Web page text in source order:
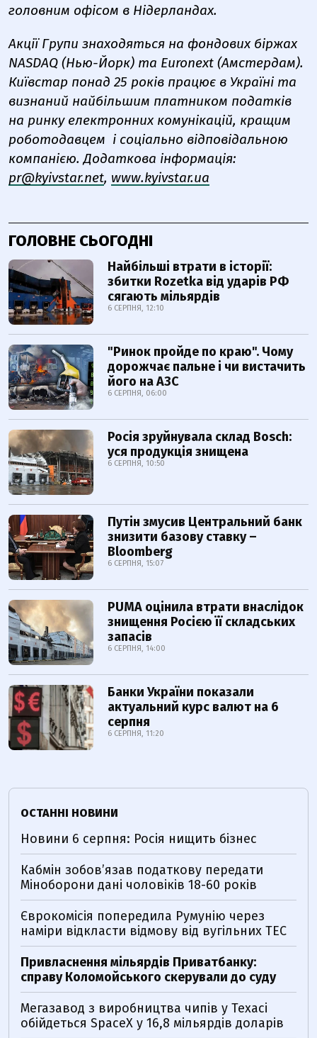
головним офісом в Нідерландах.
Акції Групи знаходяться на фондових біржах
NASDAQ (Нью-Йорк) та Euronext (Амстердам).
Київстар понад 25 років працює в Україні та
визнаний найбільшим платником податків
на ринку електронних комунікацій, кращим
роботодавцем і соціально відповідальною
компанією. Додаткова інформація:
pr@kyivstar.net, www.kyivstar.ua
ГОЛОВНЕ СЬОГОДНІ
Найбільші втрати в історії:
збитки Rozetka від ударів РФ
сягають мільярдів
6 СЕРПНЯ, 12:10
"Ринок пройде по краю". Чому
дорожчає пальне і чи вистачить
його на АЗС
6 СЕРПНЯ, 06:00
Росія зруйнувала склад Bosch:
уся продукція знищена
6 СЕРПНЯ, 10:50
Путін змусив Центральний банк
знизити базову ставку –
Bloomberg
6 СЕРПНЯ, 15:07
PUMA оцінила втрати внаслідок
знищення Росією її складських
запасів
6 СЕРПНЯ, 14:00
Банки України показали
актуальний курс валют на 6
серпня
6 СЕРПНЯ, 11:20
ОСТАННІ НОВИНИ
Новини 6 серпня: Росія нищить бізнес
Кабмін зобовʼязав податкову передати
Міноборони дані чоловіків 18-60 років
Єврокомісія попередила Румунію через
наміри відкласти відмову від вугільних ТЕС
Привласнення мільярдів Приватбанку:
справу Коломойського скерували до суду
Мегазавод з виробництва чипів у Техасі
обійдеться SpaceX у 16,8 мільярдів доларів